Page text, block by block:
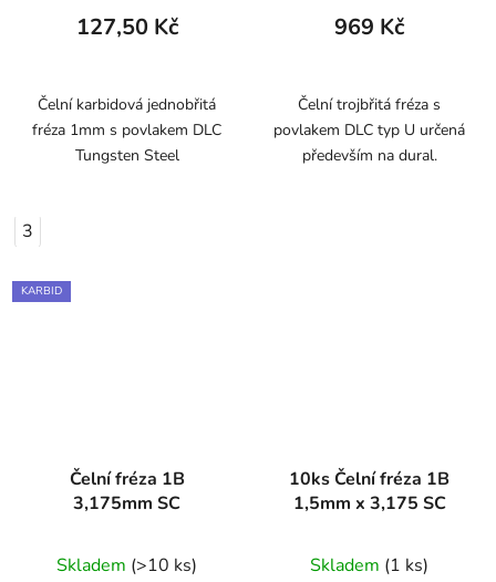
127,50 Kč
Čelní karbidová jednobřitá
fréza 1mm s povlakem DLC
Tungsten Steel
3
969 Kč
Čelní trojbřitá fréza s
povlakem DLC typ U určená
především na dural.
KARBID
Čelní fréza 1B
3,175mm SC
Skladem (>10 ks)
10ks Čelní fréza 1B
1,5mm x 3,175 SC
Skladem (1 ks)